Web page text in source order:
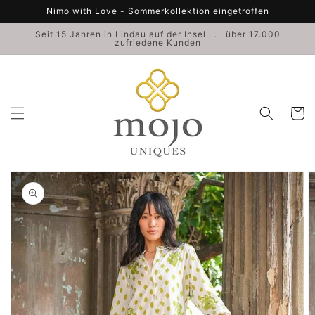
Inhalt
Nimo with Love - Sommerkollektion eingetroffen
Seit 15 Jahren in Lindau auf der Insel . . . über 17.000
zufriedene Kunden